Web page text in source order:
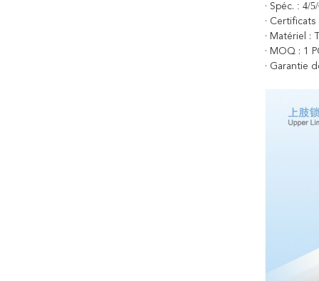
· Spéc. : 4/
·
· Matériel :
· MOQ : 1
· Garantie